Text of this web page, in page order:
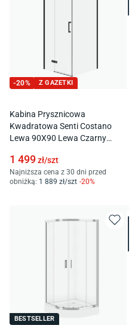
-20% Z GAZETKI
Kabina Prysznicowa
Kwadratowa Senti Costano
Lewa 90X90 Lewa Czarny
1 499zł/szt
Najniższa cena z 30 dni przed
obniżką: 1 889 zł/szt -20%
BESTSELLER